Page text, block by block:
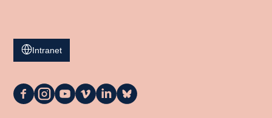
Intranet
La
La
La
La
La
La